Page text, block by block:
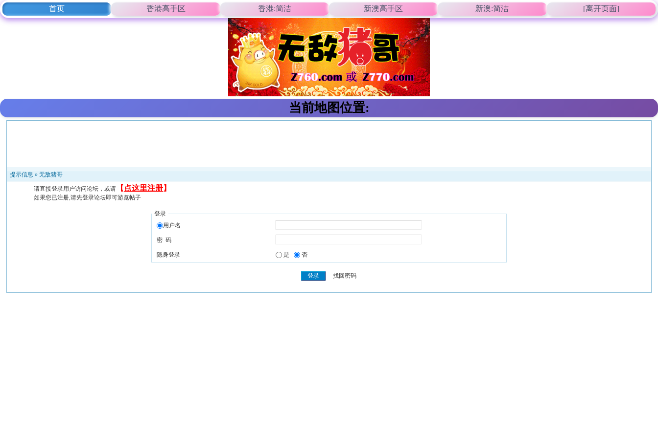
首页 香港高手区 香港:简洁 新澳高手区 新澳:简洁 [离开页面]
当前地图位置:
提示信息 »无敌猪哥
请直接登录用户访问论坛，或请 【 点这里注册】
如果您已注册,请先登录论坛即可游览帖子
登录
用户名
密 码
隐身登录 是 否
找回密码